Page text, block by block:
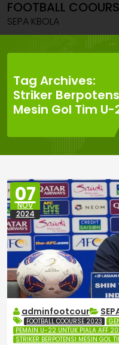
Skip
to
content
FOOTBALL
SEPA KBOLA
Tag Archives:
Striker
Mesin Gol Tim U-
07
NOV
2024
adminfootcour
FOOTBALL COOURSE 2023
PEMAIN U-22 UNTUK PIALA AFF
STRIKER BERPOTENSI MESIN GOL